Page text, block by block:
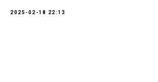
2025-02-18 22:13